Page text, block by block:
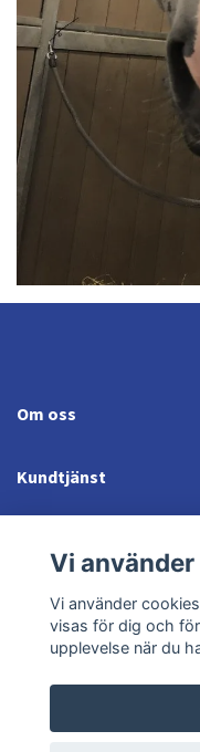
Om oss
Kundtjänst
Sociala medier
Vi
Vi använder
visas för dig och
upplevelse när du